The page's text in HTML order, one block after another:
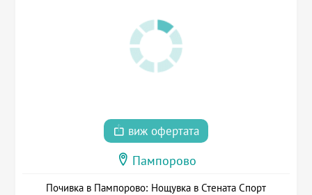
виж офертата
Пампорово
Почивка в Пампорово: Нощувка в Стената Спорт